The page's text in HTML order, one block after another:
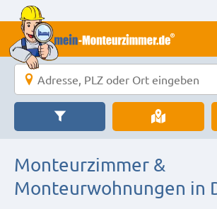
Monteurzimmer &
Monteurwohnungen in